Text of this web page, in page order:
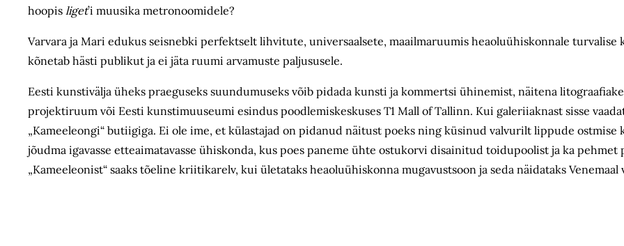
hoopis liget’i muusika metronoomidele?
Varvara ja Mari edukus seisnebki perfektselt lihvitute, universaalsete, maailmaruumis heaoluühiskonnale turvalise
kõnetab hästi publikut ja ei jäta ruumi arvamuste paljususele.
Eesti kunstivälja üheks praeguseks suundumuseks võib pidada kunsti ja kommertsi ühinemist, näitena
projektiruum või Eesti kunstimuuseumi esindus poodlemiskeskuses T1 Mall of Tallinn. Kui galeriiaknast sisse
„Kameeleongi“ butiigiga. Ei ole ime, et külastajad on pidanud näitust poeks ning küsinud valvurilt lippude ostmise
jõudma igavasse etteaimatavasse ühiskonda, kus poes paneme ühte ostukorvi disainitud toidupoolist ja ka
„Kameeleonist“ saaks tõeline kriitikarelv, kui ületataks heaoluühiskonna mugavustsoon ja seda näidataks Venemaal